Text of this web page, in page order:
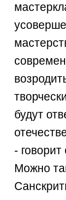
будут
- говорит
Можно